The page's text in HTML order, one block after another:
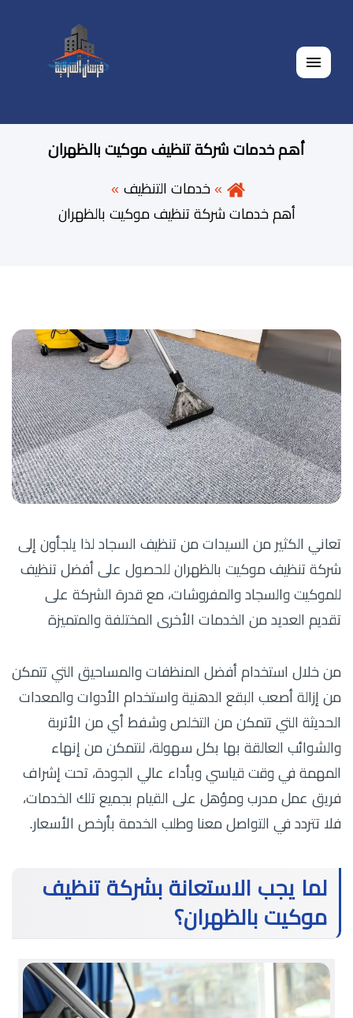
القائمة
أهم خدمات شركة تنظيف موكيت بالظهران
خدمات التنظيف
أهم خدمات شركة تنظيف موكيت بالظهران
تعاني الكثير من السيدات من تنظيف السجاد لذا يلجأون إلى
شركة تنظيف موكيت بالظهران للحصول على أفضل تنظيف
للموكيت والسجاد والمفروشات، مع قدرة الشركة على
تقديم العديد من الخدمات الأخرى المختلفة والمتميزة
من خلال استخدام أفضل المنظفات والمساحيق التي تتمكن
من إزالة أصعب البقع الدهنية واستخدام الأدوات والمعدات
الحديثة التي تتمكن من التخلص وشفط أي من الأتربة
والشوائب العالقة بها بكل سهولة، لنتمكن من إنهاء
المهمة في وقت قياسي وبأداء عالي الجودة، تحت إشراف
فريق عمل مدرب ومؤهل على القيام بجميع تلك الخدمات،
فلا تتردد في التواصل معنا وطلب الخدمة بأرخص الأسعار.
لما يجب الاستعانة بشركة تنظيف
موكيت بالظهران؟